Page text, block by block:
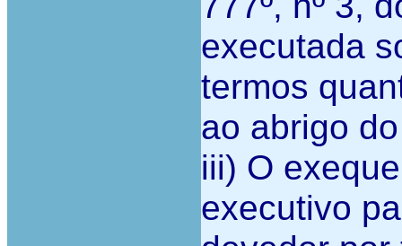
executada
termos
ao abrigo
iii) O
executivo